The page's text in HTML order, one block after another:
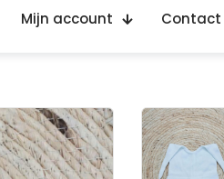
Mijn account Contact